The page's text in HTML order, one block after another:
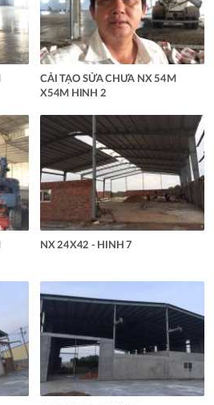
CẢI TẠO SỬA CHƯA NX 54M
X54M HINH 2
NX 24X42 - HINH 7